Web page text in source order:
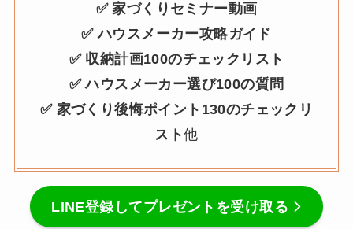
✅ 家づくりセミナー動画
✅ ハウスメーカー攻略ガイド
✅ 収納計画100のチェックリスト
✅ ハウスメーカー選び100の質問
✅ 家づくり後悔ポイント130のチェックリ
スト他
LINE登録してプレゼントを受け取る